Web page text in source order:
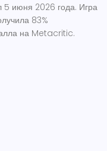
июня 2026 года. Игра
83%
на Metacritic.